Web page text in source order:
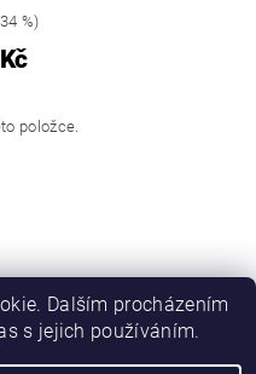
%)
položce.
Dalším procházením
s jejich používáním.